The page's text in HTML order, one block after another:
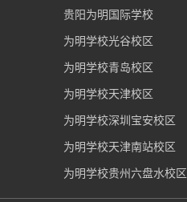
贵阳为明国际学校
为明学校光谷校区
为明学校青岛校区
为明学校天津校区
为明学校深圳宝安校区
为明学校天津南站校区
为明学校贵州六盘水校区